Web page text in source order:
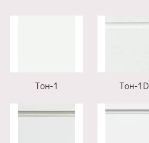
Тон-1 Тон-1D